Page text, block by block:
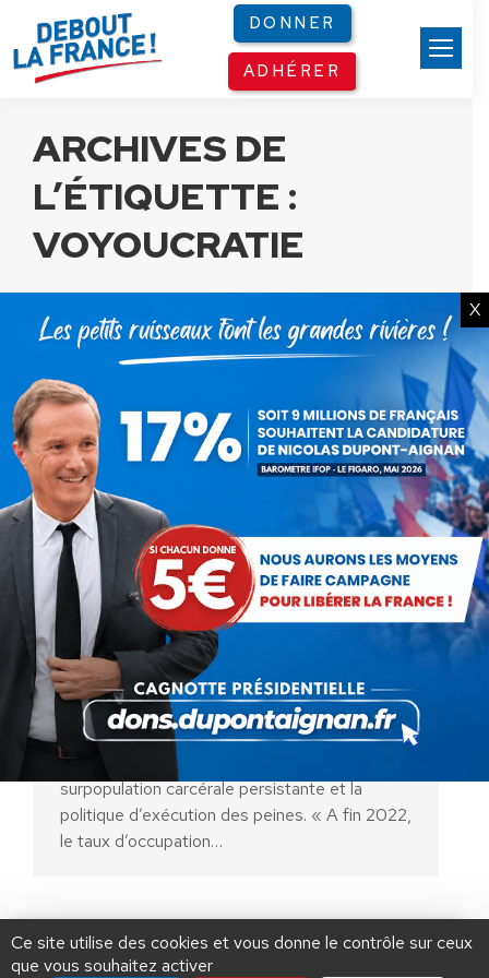
DONNER
ADHÉRER
ARCHIVES DE
L’ÉTIQUETTE :
VOYOUCRATIE
Pour une véritable politique
pénale
Actualités ParHachim FADILI
21 mai 2024
En octobre 2023, la Cour des comptes a
rendu un rapport public thématique sur la
surpopulation carcérale persistante et la
politique d’exécution des peines. « A fin 2022,
le taux d’occupation…
X
JE FAIS UN DON À DLF
Panneau de gestion des cookies
Ce site utilise des cookies et vous donne le contrôle sur ceux
que vous souhaitez activer